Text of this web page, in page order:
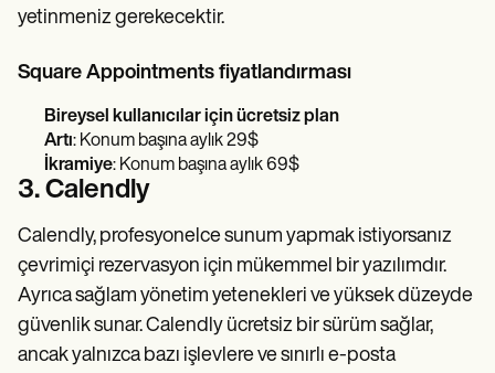
yetinmeniz gerekecektir.
Square Appointments fiyatlandırması
Bireysel kullanıcılar için ücretsiz plan
Artı: Konum başına aylık 29$
İkramiye: Konum başına aylık 69$
3. Calendly
Calendly, profesyonelce sunum yapmak istiyorsanız
çevrimiçi rezervasyon için mükemmel bir yazılımdır.
Ayrıca sağlam yönetim yetenekleri ve yüksek düzeyde
güvenlik sunar. Calendly ücretsiz bir sürüm sağlar,
ancak yalnızca bazı işlevlere ve sınırlı e-posta